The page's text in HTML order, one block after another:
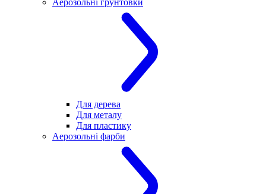
Для дерева
Для металу
Для пластику
Аерозольні фарби